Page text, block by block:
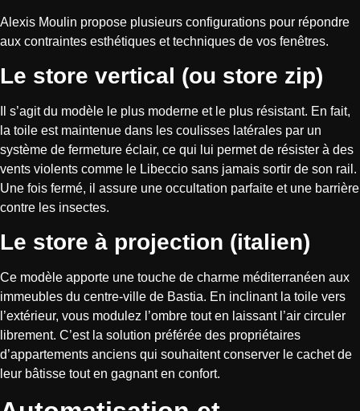
Alexis Moulin propose plusieurs configurations pour répondre
aux contraintes esthétiques et techniques de vos fenêtres.
Le store vertical (ou store zip)
Il s’agit du modèle le plus moderne et le plus résistant. En fait,
la toile est maintenue dans les coulisses latérales par un
système de fermeture éclair, ce qui lui permet de résister à des
vents violents comme le Libeccio sans jamais sortir de son rail.
Une fois fermé, il assure une occultation parfaite et une barrière
contre les insectes.
Le store à projection (italien)
Ce modèle apporte une touche de charme méditerranéen aux
immeubles du centre-ville de Bastia. En inclinant la toile vers
l’extérieur, vous modulez l’ombre tout en laissant l’air circuler
librement. C’est la solution préférée des propriétaires
d’appartements anciens qui souhaitent conserver le cachet de
leur bâtisse tout en gagnant en confort.